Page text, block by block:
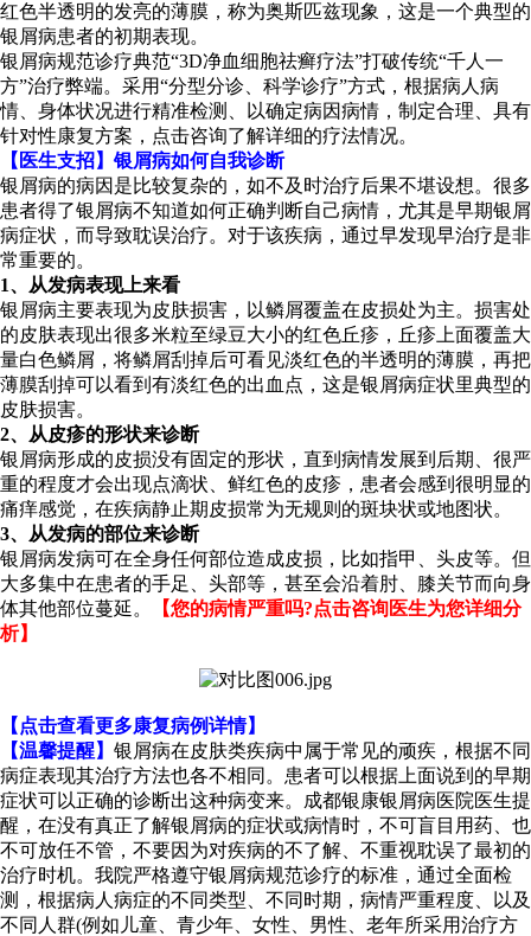
红色半透明的发亮的薄膜，称为奥斯匹兹现象，这是一个典型的
银屑病患者的初期表现。
银屑病规范诊疗典范“3D净血细胞祛癣疗法”打破传统“千人一
方”治疗弊端。采用“分型分诊、科学诊疗”方式，根据病人病
情、身体状况进行精准检测、以确定病因病情，制定合理、具有
针对性康复方案，点击咨询了解详细的疗法情况。
【医生支招】银屑病如何自我诊断
银屑病的病因是比较复杂的，如不及时治疗后果不堪设想。很多
患者得了银屑病不知道如何正确判断自己病情，尤其是早期银屑
病症状，而导致耽误治疗。对于该疾病，通过早发现早治疗是非
常重要的。
1、从发病表现上来看
银屑病主要表现为皮肤损害，以鳞屑覆盖在皮损处为主。损害处
的皮肤表现出很多米粒至绿豆大小的红色丘疹，丘疹上面覆盖大
量白色鳞屑，将鳞屑刮掉后可看见淡红色的半透明的薄膜，再把
薄膜刮掉可以看到有淡红色的出血点，这是银屑病症状里典型的
皮肤损害。
2、从皮疹的形状来诊断
银屑病形成的皮损没有固定的形状，直到病情发展到后期、很严
重的程度才会出现点滴状、鲜红色的皮疹，患者会感到很明显的
痛痒感觉，在疾病静止期皮损常为无规则的斑块状或地图状。
3、从发病的部位来诊断
银屑病发病可在全身任何部位造成皮损，比如指甲、头皮等。但
大多集中在患者的手足、头部等，甚至会沿着肘、膝关节而向身
体其他部位蔓延。
【您的病情严重吗?点击咨询医生为您详细分
析】
【点击查看更多康复病例详情】
【温馨提醒】 银屑病在皮肤类疾病中属于常见的顽疾，根据不同
病症表现其治疗方法也各不相同。患者可以根据上面说到的早期
症状可以正确的诊断出这种病变来。成都银康银屑病医院医生提
醒，在没有真正了解银屑病的症状或病情时，不可盲目用药、也
不可放任不管，不要因为对疾病的不了解、不重视耽误了最初的
治疗时机。我院严格遵守银屑病规范诊疗的标准，通过全面检
测，根据病人病症的不同类型、不同时期，病情严重程度、以及
不同人群(例如儿童、青少年、女性、男性、老年所采用治疗方